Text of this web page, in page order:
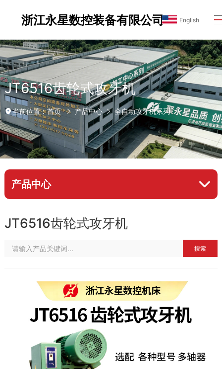
浙江永星数控装备有限公司 English
JT6516齿轮式攻牙机
当前位置：首页 产品中心 全自动攻牙机系列
产品中心
JT6516齿轮式攻牙机
搜索